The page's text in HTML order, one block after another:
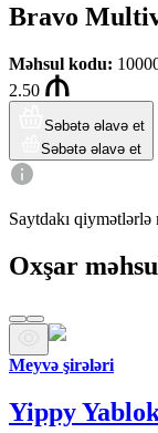
Bravo
Məhsul kodu:
2.50
Səbətə əlavə et
Səbətə əlavə et
Saytdakı
Oxşar
Meyvə şirələri
Yippy